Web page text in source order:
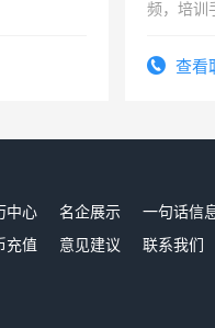
频，培训
频，培训
查看
中心 名企展示 一句话信
充值 意见建议 联系我们